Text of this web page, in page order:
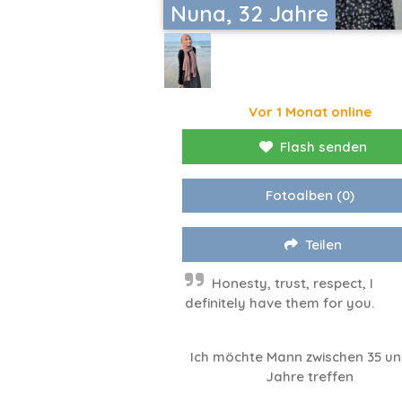
Nuna, 32 Jahre
Vor 1 Monat online
Flash senden
Fotoalben (0)
Teilen
Honesty, trust, respect, I
definitely have them for you.
Ich möchte Mann zwischen 35
Jahre treffen